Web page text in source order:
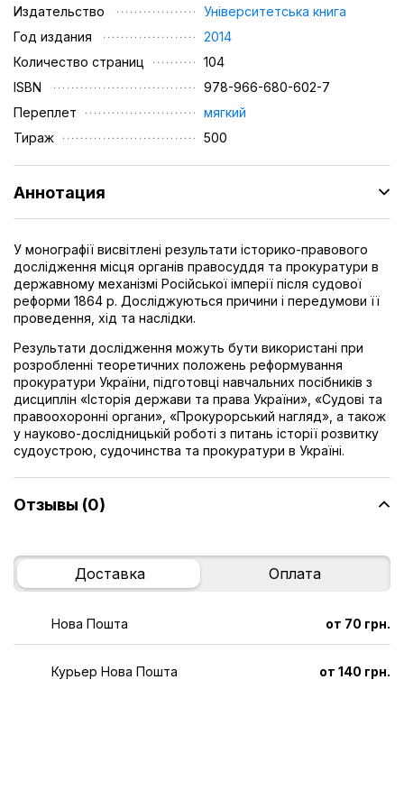
Издательство
Університетська книга
Год издания
2014
Количество страниц
104
ISBN
978-966-680-602-7
Переплет
мягкий
Тираж
500
Аннотация
У монографії висвітлені результати історико-правового
дослідження місця органів правосуддя та прокуратури в
державному механізмі Російської імперії після судової
реформи 1864 р. Досліджуються причини і передумови її
проведення, хід та наслідки.
Результати дослідження можуть бути використані при
розробленні теоретичних положень реформування
прокуратури України, підготовці навчальних посібників з
дисциплін «Історія держави та права України», «Судові та
правоохоронні органи», «Прокурорський нагляд», а також
у науково-дослідницькій роботі з питань історії розвитку
судоустрою, судочинства та прокуратури в Україні.
Отзывы (0)
Доставка Оплата
Нова Пошта от 70 грн.
Курьер Нова Пошта от 140 грн.